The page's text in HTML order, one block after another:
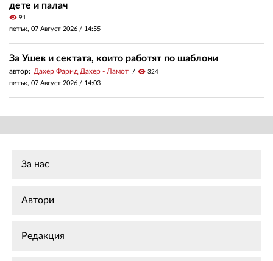
дете и палач
visibility 91
петък, 07 Август 2026 / 14:55
За Ушев и сектата, които работят по шаблони
автор: Дахер Фарид Дахер - Ламот visibility 324
петък, 07 Август 2026 / 14:03
За нас
Автори
Редакция